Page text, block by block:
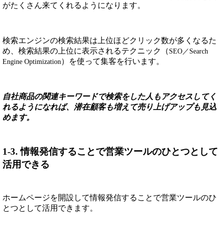
がたくさん来てくれるようになります。
検索エンジンの検索結果は上位ほどクリック数が多くなるた
め、検索結果の上位に表示されるテクニック（ SEO／Search
Engine Optimization ）を使って集客を行います。
自社商品の関連キーワードで検索をした人もアクセスしてく
れるようになれば、潜在顧客も増えて売り上げアップも見込
めます。
1-3. 情報発信することで営業ツールのひとつとして
活用できる
ホームページを開設して情報発信することで営業ツールのひ
とつとして活用できます。